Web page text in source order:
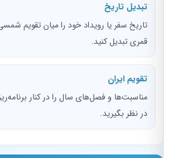
تبدیل تاریخ
تاریخ سفر یا رویداد خود را میان تقویم شمسی،
قمری تبدیل کنید.
تقویم ایران
مناسبت‌ها و فصل‌های سال را در کنار برنامه‌ریزی
در نظر بگیرید.